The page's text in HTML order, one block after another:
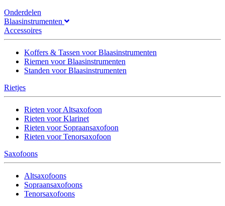
Onderdelen
Blaasinstrumenten
Accessoires
Koffers & Tassen voor Blaasinstrumenten
Riemen voor Blaasinstrumenten
Standen voor Blaasinstrumenten
Rietjes
Rieten voor Altsaxofoon
Rieten voor Klarinet
Rieten voor Sopraansaxofoon
Rieten voor Tenorsaxofoon
Saxofoons
Altsaxofoons
Sopraansaxofoons
Tenorsaxofoons